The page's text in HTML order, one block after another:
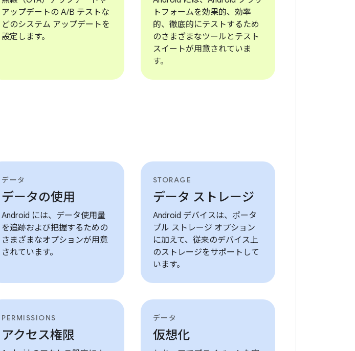
アップデートの A/B テストな
どのシステム アップデートを
設定します。
トフォームを効果的、効率
的、徹底的にテストするため
のさまざまなツールとテスト
スイートが用意されていま
す。
データ
データの使用
Android には、データ使用量
を追跡および把握するための
さまざまなオプションが用意
されています。
STORAGE
データ ストレージ
Android デバイスは、ポータ
ブル ストレージ オプション
に加えて、従来のデバイス上
のストレージをサポートして
います。
PERMISSIONS
アクセス権限
データ
仮想化